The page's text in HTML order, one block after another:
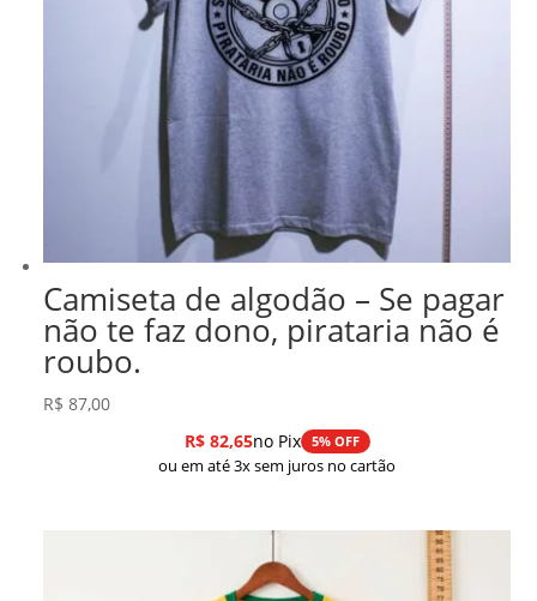
Camiseta de algodão – Se pagar
não te faz dono, pirataria não é
roubo.
R$ 87,00
R$82,65no Pix 5% OFF
ou em até 3x sem juros no cartão